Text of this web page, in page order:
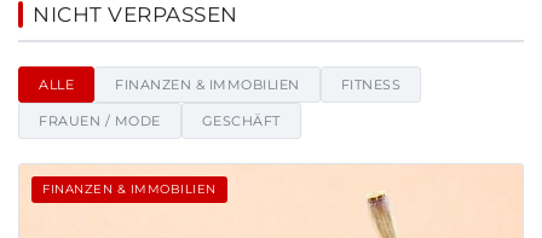
Gedankenschrei -
NICHT VERPASSEN
ALLE FINANZEN & IMMOBILIEN FITNESS
FRAUEN / MODE GESCHÄFT
FINANZEN & IMMOBILIEN